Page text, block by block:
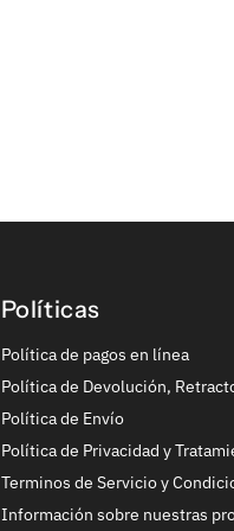
Políticas
Política de pagos en línea
Política de Devolución,
Política de Envío
Política de Privacidad y
Terminos de Servicio y
Información sobre nuestras